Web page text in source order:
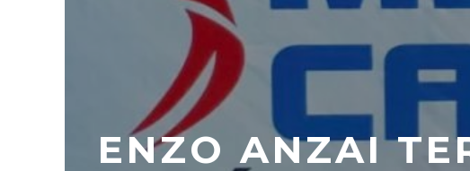
ENZO ANZAI